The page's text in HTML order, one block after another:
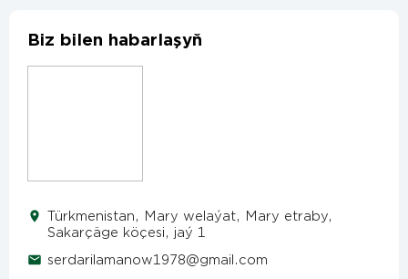
Biz bilen habarlaşyň
Türkmenistan, Mary welaýat, Mary etraby,
Sakarçäge köçesi, jaý 1
serdarilamanow1978@gmail.com